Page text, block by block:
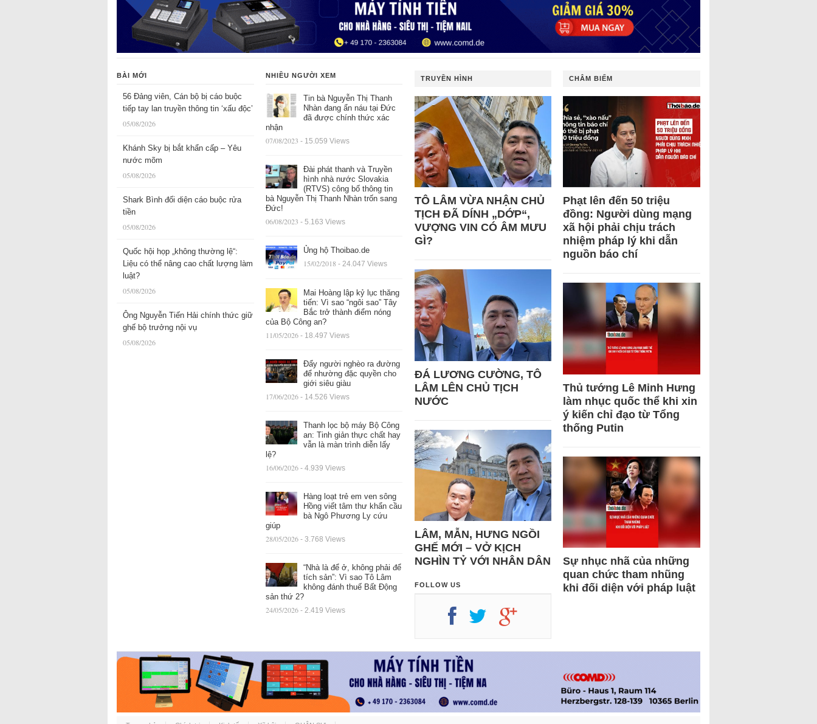
BÀI MỚI
56 Đảng viên, Cán bộ bị cáo buộc
tiếp tay lan truyền thông tin ‘xấu độc’
05/08/2026
Khánh Sky bị bắt khẩn cấp – Yêu
nước mõm
05/08/2026
Shark Bình đối diện cáo buộc rửa
tiền
05/08/2026
Quốc hội họp „không thường lệ“:
Liệu có thể nâng cao chất lượng làm
luật?
05/08/2026
Ông Nguyễn Tiến Hải chính thức giữ
ghế bộ trưởng nội vụ
05/08/2026
NHIỀU NGƯỜI XEM
Tin bà Nguyễn Thị Thanh
Nhàn đang ẩn náu tại Đức
đã được chính thức xác
nhận
07/08/2023 - 15.059 Views
Đài phát thanh và Truyền
hình nhà nước Slovakia
(RTVS) công bố thông tin
bà Nguyễn Thị Thanh Nhàn trốn sang
Đức!
06/08/2023 - 5.163 Views
Ủng hộ Thoibao.de
15/02/2018 - 24.047 Views
Mai Hoàng lập kỷ lục thăng
tiến: Vì sao “ngôi sao” Tây
Bắc trở thành điểm nóng
của Bộ Công an?
11/05/2026 - 18.497 Views
Đẩy người nghèo ra đường
để nhường đặc quyền cho
giới siêu giàu
17/06/2026 - 14.526 Views
Thanh lọc bộ máy Bộ Công
an: Tinh giản thực chất hay
vẫn là màn trình diễn lấy
lệ?
16/06/2026 - 4.939 Views
Hàng loạt trẻ em ven sông
Hồng viết tâm thư khẩn cầu
bà Ngô Phương Ly cứu
giúp
28/05/2026 - 3.768 Views
“Nhà là để ở, không phải để
tích sản”: Vì sao Tô Lâm
không đánh thuế Bất Động
sản thứ 2?
24/05/2026 - 2.419 Views
TRUYỀN HÌNH
TÔ LÂM VỪA NHẬN CHỦ
TỊCH ĐÃ DÍNH „DỚP“,
VƯỢNG VIN CÓ ÂM MƯU
GÌ?
ĐÁ LƯƠNG CƯỜNG, TÔ
LÂM LÊN CHỦ TỊCH
NƯỚC
LÂM, MẪN, HƯNG NGỒI
GHẾ MỚI – VỞ KỊCH
NGHÌN TỶ VỚI NHÂN DÂN
FOLLOW US
CHÂM BIẾM
Phạt lên đến 50 triệu
đồng: Người dùng mạng
xã hội phải chịu trách
nhiệm pháp lý khi dẫn
nguồn báo chí
Thủ tướng Lê Minh Hưng
làm nhục quốc thể khi xin
ý kiến chỉ đạo từ Tổng
thống Putin
Sự nhục nhã của những
quan chức tham nhũng
khi đối diện với pháp luật